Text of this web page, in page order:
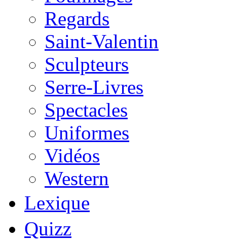
Regards
Saint-Valentin
Sculpteurs
Serre-Livres
Spectacles
Uniformes
Vidéos
Western
Lexique
Quizz